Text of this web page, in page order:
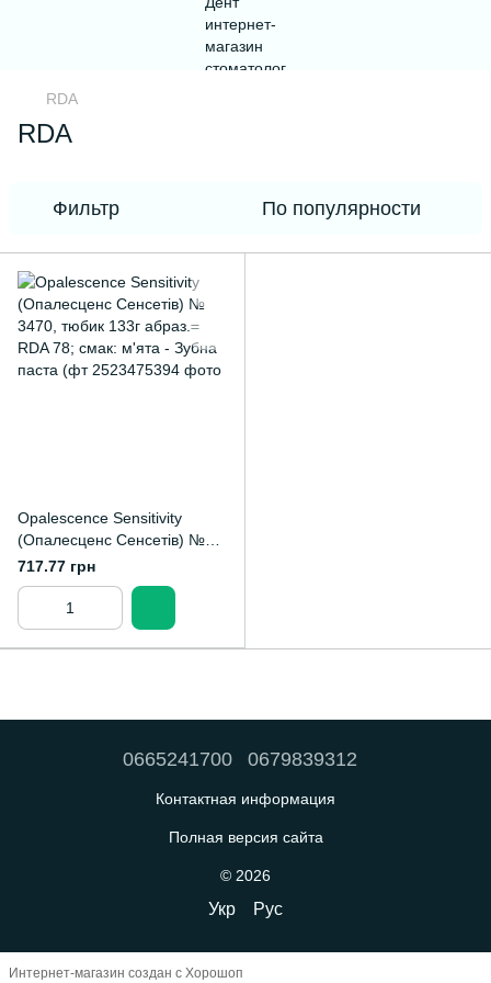
RDA
RDA
Фильтр По популярности
Opalescence Sensitivity
(Опалесценс Сенсетів) №
3470, тюбик 133г абраз.=
RDA 78; смак: м'ята - Зубна
паста (фт
717.77 грн
0665241700 0679839312
Контактная информация
Полная версия сайта
© 2026
Укр Рус
Интернет-магазин создан с Хорошоп